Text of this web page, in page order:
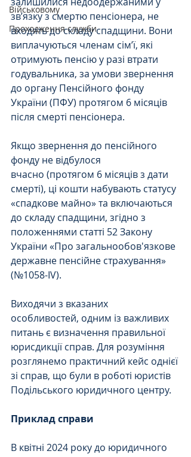
Військовому
Проходження служби
зв’язку з смертю пенсіонера, не
входять до складу спадщини. Вони
виплачуються членам сім’ї, які
отримують пенсію у разі втрати
годувальника, за умови звернення
до органу Пенсійного фонду
України (ПФУ) протягом 6 місяців
після смерті пенсіонера.
Якщо звернення до пенсійного
фонду не відбулося
вчасно (протягом 6 місяців з дати
смерті), ці кошти набувають статусу
«спадкове майно» та включаються
до складу спадщини, згідно з
положеннями статті 52 Закону
України «Про загальнообов'язкове
державне пенсійне страхування»
(№1058-IV).
Виходячи з вказаних
особливостей, одним із важливих
питань є визначення правильної
юрисдикції справ. Для розуміння
розглянемо практичний кейс однієї
зі справ, що були в роботі юристів
Подільського юридичного центру.
Приклад справи
В квітні 2024 року до юридичного